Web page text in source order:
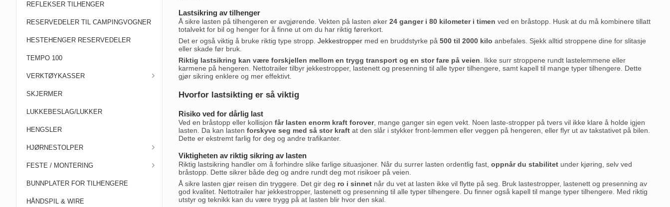
REFLEKSER TILHENGER
RESERVEDELER TIL CAMPINGVOGNER
HESTEHENGER RESERVEDELER
TEMPO 100
VERKTØYKASSER
SKJERMER
LUKKEBESLAG/LUKKER
HENGSLER
HJØRNESTOLPER
FESTE / MONTERING
BUNNPLATER FOR TILHENGERE
HÅNDSPIL & WIRE
Lastsikring av tilhenger
Å sikre lasten på tilhengeren er avgjørende. Vekten på lasten øker24 ganger i 80 kilometer i timen ved en bråstopp. Husk at du må kombinere tillatt
totalvekt for bil og henger for å finne ut om du har riktig førerkort.
Det er også viktig å bruke riktig type stropp.Jekkestropper med en bruddstyrke på500 til 2000 kilo anbefales. Sjekk alltid stroppene dine for slitasje
eller skade før bruk.
Riktig lastsikring kan være forskjellen mellom en trygg transport og en stor fare på veien . Ikke surr stroppene rundt lastelemmene eller
karmene på hengeren. Nettotrailer tilbyr jekkestropper, lastenett og presenning til alle typer tilhengere, samt kapell til mange typer tilhengere. Dette
gjør sikring enklere og mer effektivt.
Hvorfor lastsikting er så viktig
Risiko ved for dårlig last
Ved en bråstopp eller kollisjonfår lasten enorm kraft forover, mange ganger sin egen vekt. Noen laste-stropper på tvers vil ikke klare å holde igjen
lasten. Da kan lastenforskyve seg med så stor kraft at den slår i stykker front-lemmen eller veggen på hengeren, eller flyr ut av takstativet på bilen.
Dette er ekstremt farlig for deg og andre trafikanter.
Viktigheten av riktig sikring av lasten
Riktig lastsikring handler om å forhindre slike farlige situasjoner. Når du surrer lasten ordentlig fast,oppnår du stabilitet under kjøring, selv ved
bråstopp. Dette sikrer både deg og andre rundt deg mot risikoer på veien.
Å sikre lasten gjør reisen din tryggere. Det gir deg ro i sinnet når du vet at lasten ikke vil flytte på seg. Bruk lastestropper, lastenett og presenning av
god kvalitet. Nettotrailer har jekkestropper, lastenett og presenning til alle typer tilhengere. Du finner også kapell til mange typer tilhengere. Med riktig
utstyr og teknikk kan du være trygg på at lasten blir hvor den skal.